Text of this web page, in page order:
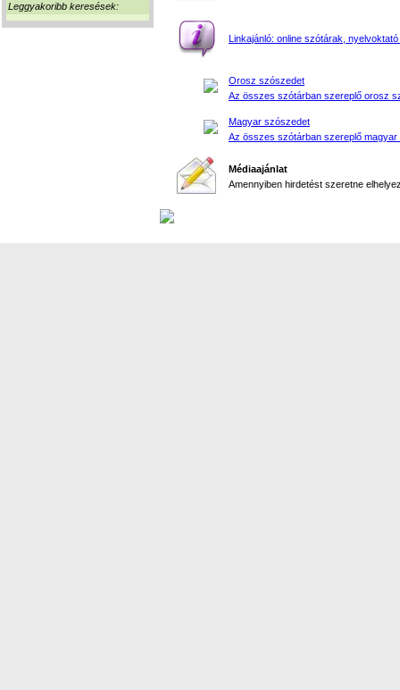
Leggyakoribb keresések:
Linkajánló: online szótárak, nyelvoktató
Orosz szószedet
Az összes szótárban szereplő orosz
Magyar szószedet
Az összes szótárban szereplő magyar
Médiaajánlat
Amennyiben hirdetést szeretne